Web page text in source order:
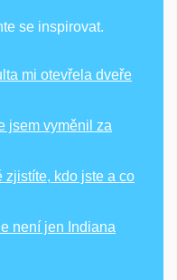
se inspirovat.
mi otevřela dveře
jsem vyměnil za
zjistíte, kdo jste a co
není jen Indiana